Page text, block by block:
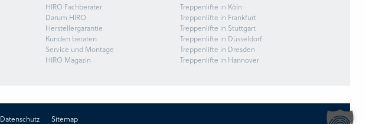
HIRO Fachberater
Darum HIRO
Herstellergarantie
Kunden beraten
Service und Montage
HIRO Magazin
Treppenlifte in Köln
Treppenlifte in Frankfurt
Treppenlifte in Stuttgart
Treppenlifte in Düsseldorf
Treppenlifte in Dresden
Treppenlifte in Hannover
Datenschutz Sitemap